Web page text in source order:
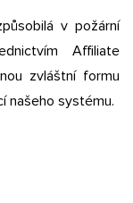
v požární
Affiliate
zvláštní formu
našeho systému.